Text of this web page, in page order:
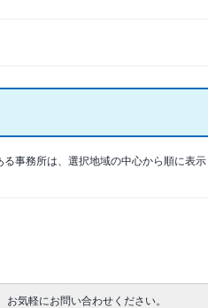
事務所は、選択地域の中心から順に表示
気軽にお問い合わせください。